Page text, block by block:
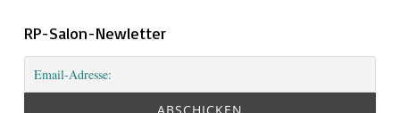
RP-Salon-Newletter